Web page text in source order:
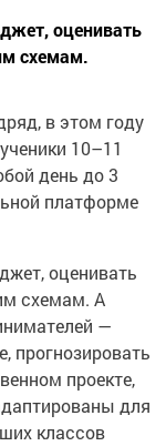
оценивать
схемам.
в этом году
10–11
день до 3
платформе
оценивать
схемам. А
—
прогнозировать
проекте,
для
классов